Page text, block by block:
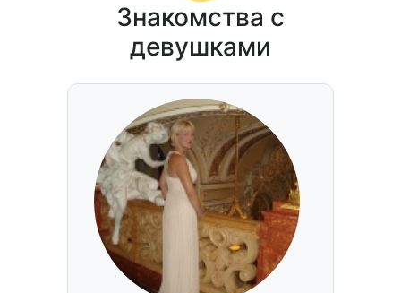
Знакомства с
девушками